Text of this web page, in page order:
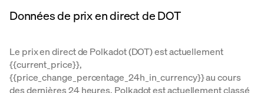
Données de prix en direct de DOT
Le prix en direct de Polkadot (DOT) est actuellement
{{current_price}},
{{price_change_percentage_24h_in_currency}} au cours
des dernières 24 heures. Polkadot est actuellement classé